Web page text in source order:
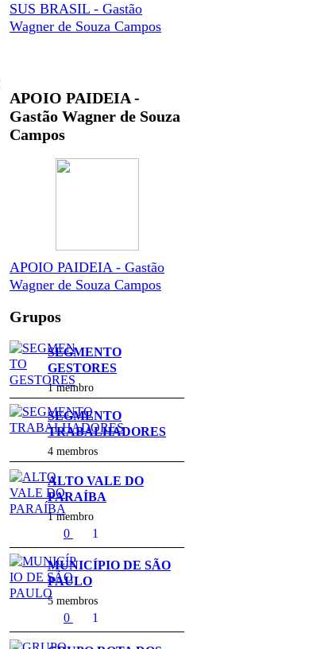
SUS BRASIL - Gastão
Wagner de Souza Campos
APOIO PAIDEIA -
Gastão Wagner de Souza
Campos
APOIO PAIDEIA - Gastão
Wagner de Souza Campos
Grupos
SEGMENTO
GESTORES
1 membro
SEGMENTO
TRABALHADORES
4 membros
ALTO VALE DO
PARAÍBA
1 membro
0 1
MUNICÍPIO DE SÃO
PAULO
5 membros
0 1